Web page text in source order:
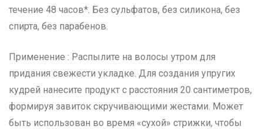
течение 48 часов*. Без сульфатов, без силикона, без
спирта, без парабенов.
Применение : Распылите на волосы утром для
придания свежести укладке. Для создания упругих
кудрей нанесите продукт c расстояния 20 сантиметров,
формируя завиток скручивающими жестами. Может
быть использован во время «сухой» стрижки, чтобы